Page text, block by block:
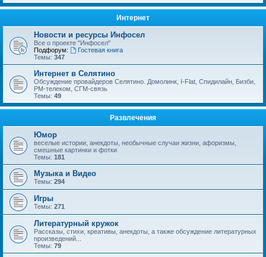
Интернет
Новости и ресурсы Инфосел
Все о проекте "Инфосел"
Подфорум:
Гостевая книга
Темы: 347
Интернет в Селятино
Обсуждение провайдеров Селятино. Домолинк, I-Flat, Спидилайн, Бизби,
РМ-телеком, СГМ-связь
Темы: 49
Развлечения
Юмор
веселые истории, анекдоты, необычные случаи жизни, афоризмы,
смешные картинки и фотки
Темы: 181
Музыка и Видео
Темы: 294
Игры
Темы: 271
Литературный кружок
Рассказы, стихи, креативы, анекдоты, а также обсуждение литературных
произведений...
Темы: 79